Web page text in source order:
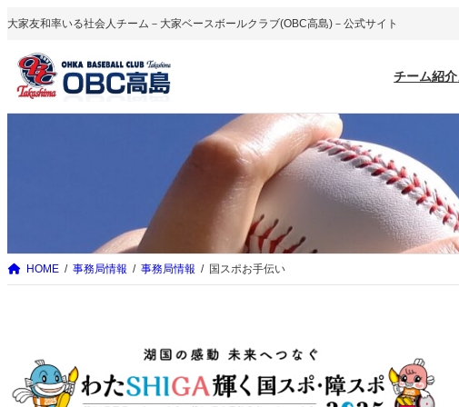
内
を
ス
大家友和率いる社会人チーム－大家ベースボールクラブ(OBC高島)－公式サイト
チーム紹介
HOME 事務局情報 事務局情報 国スポお手伝い